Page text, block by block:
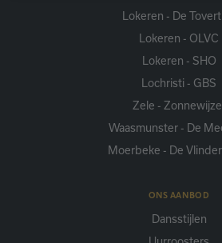
uitsluitend voor gebruik door
bezochte website zijn.
Lokeren - De
Lokeren - OLVC
Lokeren - SHO
Lochristi - GBS
Zele -
Waasmunster - De
Moerbeke - De
ONS AANBOD
Dansstijlen